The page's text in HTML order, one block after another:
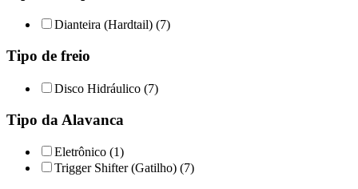
Dianteira (Hardtail) (7)
Tipo de freio
Disco Hidráulico (7)
Tipo da Alavanca
Eletrônico (1)
Trigger Shifter (Gatilho) (7)